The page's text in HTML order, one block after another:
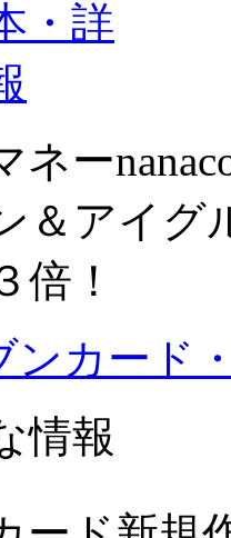
ネー
＆アイグ
倍！
ンカード
情報